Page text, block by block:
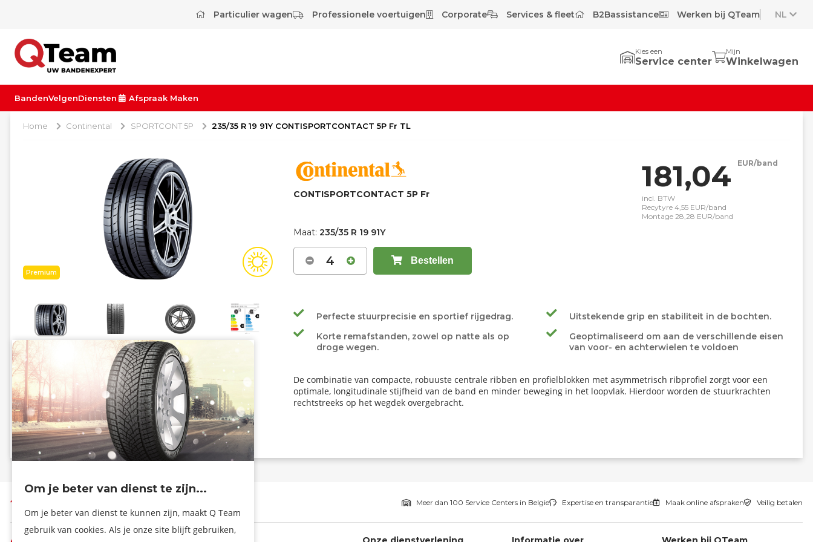
Om je beter van dienst te zijn...
Om je beter van dienst te kunnen zijn, maakt Q Team
gebruik van cookies. Als je onze site blijft gebruiken,
Particulier wagen Professionele voertuigen Corporate Services & fleet B2Bassistance Werken bij QTeam NL
Kies een
Service center
Mijn
Winkelwagen
BandenVelgenDiensten Afspraak Maken
Home Continental SPORTCONT 5P 235/35 R 19 91Y CONTISPORTCONTACT 5P Fr TL
Premium
D Energiezuinig A
B - 72 dB
Info eprel
CONTISPORTCONTACT 5P Fr
181,04 EUR/band
incl. BTW
Recytyre 4,55 EUR/band
Montage 28,28 EUR/band
Maat:235/35 R 19 91Y
4 Bestellen
Perfecte stuurprecisie en sportief rijgedrag.
Uitstekende grip en stabiliteit in de bochten.
Korte remafstanden, zowel op natte als op
droge wegen.
Geoptimaliseerd om aan de verschillende eisen
van voor- en achterwielen te voldoen
De combinatie van compacte, robuuste centrale ribben en profielblokken met asymmetrisch ribprofiel zorgt voor een
optimale, longitudinale stijfheid van de band en minder beweging in het loopvlak. Hierdoor worden de stuurkrachten
rechtstreeks op het wegdek overgebracht.
Meer dan 100 Service Centers in Belgie Expertise en transparantie Maak online afspraken Veilig betalen